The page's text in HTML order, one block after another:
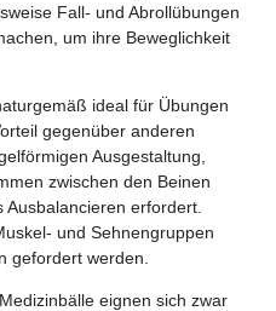
Fall- und Abrollübungen
um ihre Beweglichkeit
ideal für Übungen
gegenüber anderen
Ausgestaltung,
zwischen den Beinen
erfordert.
und Sehnengruppen
gefordert werden.
eignen sich zwar